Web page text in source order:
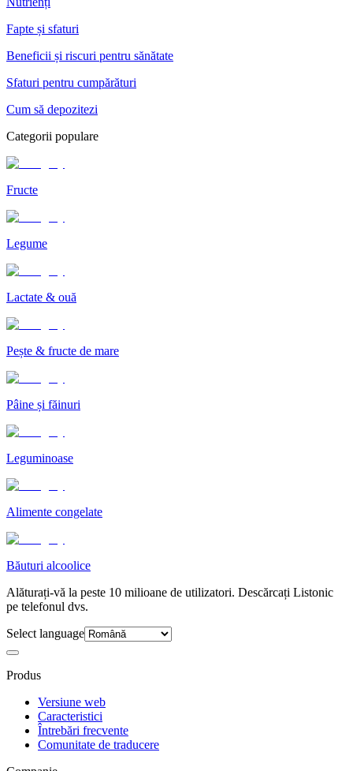
Fapte și sfaturi
Beneficii și riscuri pentru sănătate
Sfaturi pentru cumpărături
Cum să depozitezi
Categorii populare
Fructe
Legume
Lactate & ouă
Pește & fructe de mare
Pâine și făinuri
Leguminoase
Alimente congelate
Băuturi alcoolice
Alăturați-vă la peste 10 milioane de utilizatori. Descărcați Listonic
pe telefonul dvs.
Select language
Produs
Versiune web
Caracteristici
Întrebări frecvente
Comunitate de traducere